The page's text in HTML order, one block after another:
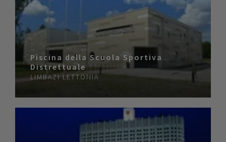
Piscina della Scuola Sportiva
Distrettuale
LIMBAZI LETTONIA